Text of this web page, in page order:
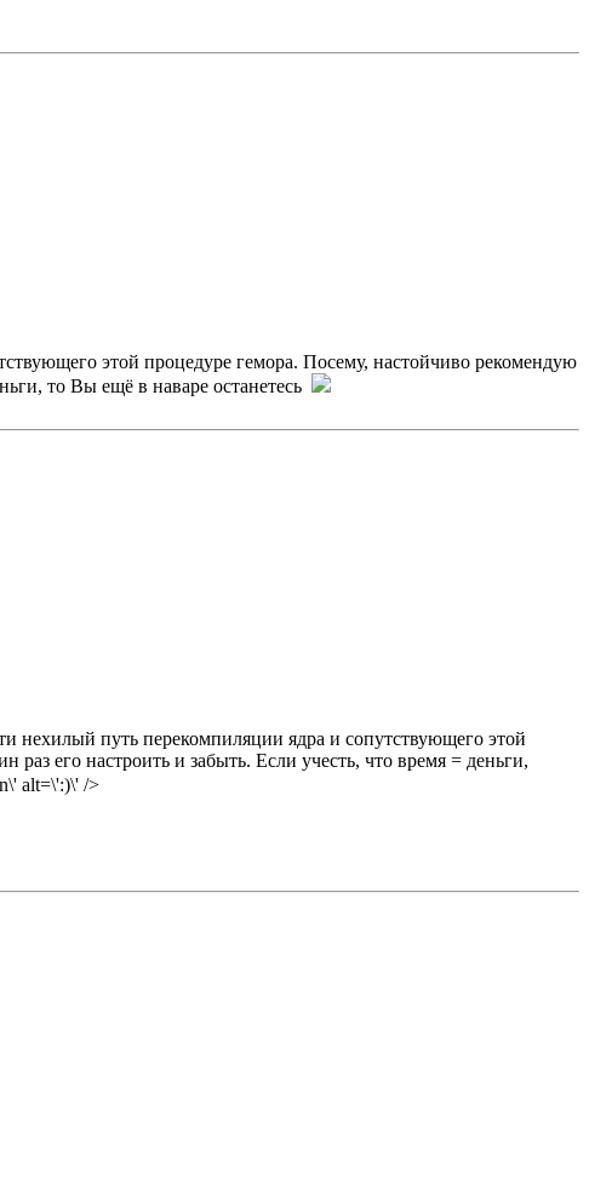
этой процедуре гемора. Посему, настойчиво рекомендую
то Вы ещё в наваре останетесь
нехилый путь перекомпиляции ядра и сопутствующего этой
его настроить и забыть. Если учесть, что время = деньги,
alt=\':)\' />